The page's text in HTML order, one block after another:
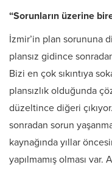
“Sorunların üzerine
İzmir’in plan sorununa
plansız gidince
Bizi en çok sıkıntıya
plansızlık olduğunda
düzeltince diğeri
sonradan sorun
kaynağında yıllar
yapılmamış olması